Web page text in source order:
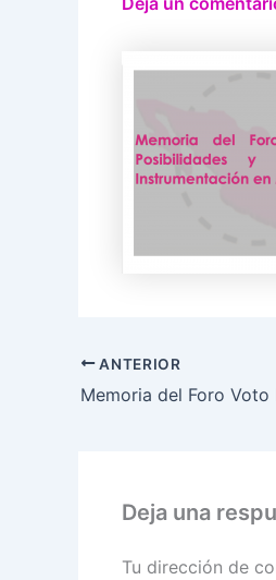
ANTERIOR
Deja una
Tu dirección de